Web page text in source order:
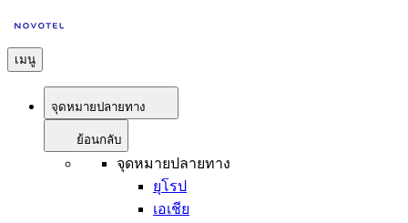
เมนู
จุดหมายปลายทาง
ย้อนกลับ
จุดหมายปลายทาง
ยุโรป
เอเชีย